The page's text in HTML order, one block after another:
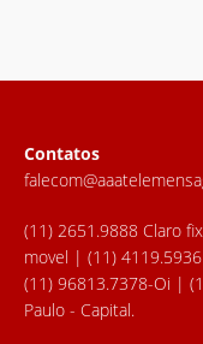
Contatos
(11) 2651.9888 Claro
movel | (11)
(11) 96813.7378-Oi |
Paulo - Capital.